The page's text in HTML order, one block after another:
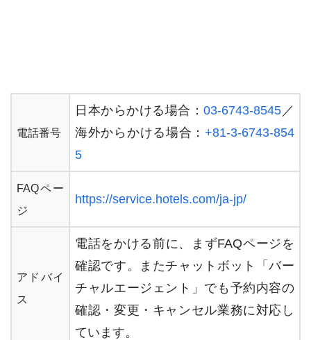
電話番号
日本からかける場合：03-6743-8545 ／
海外からかける場合： +81-3-6743-854
5
FAQペー
ジ
https://service.hotels.com/ja-jp/
アドバイ
ス
電話をかける前に、まずFAQページを
確認です。またチャットボット「バー
チャルエージェント」でも予約内容の
確認・変更・キャンセル業務に対応し
ています。